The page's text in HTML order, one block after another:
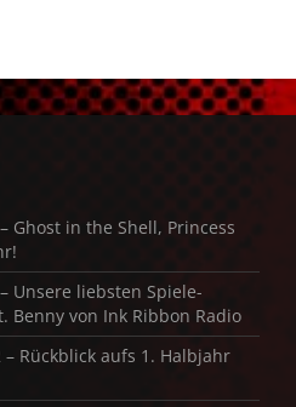
Ghost in the Shell, Princess
Unsere liebsten Spiele-
Benny von Ink Ribbon Radio
– Rückblick aufs 1. Halbjahr